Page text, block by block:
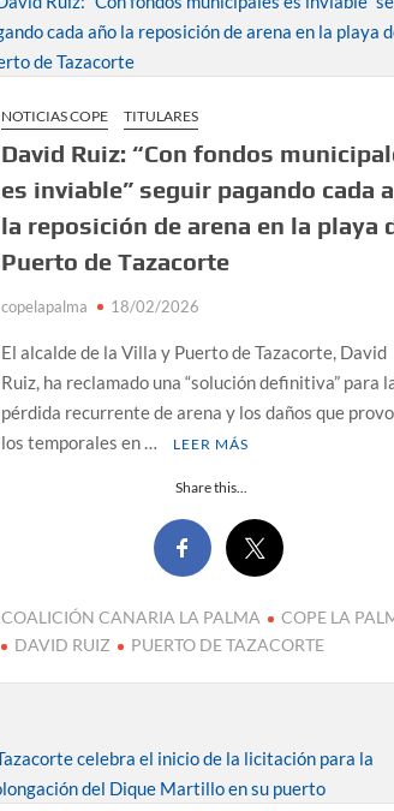
NOTICIAS COPE TITULARES
David Ruiz: “Con fondos
es inviable” seguir pagando cada
la reposición de arena en la playa
Puerto de Tazacorte
copelapalma 18/02/2026
El alcalde de la Villa y Puerto de Tazacorte, David
Ruiz, ha reclamado una “solución definitiva” para
pérdida recurrente de arena y los daños que
los temporales en …
LEER MÁS
Share this...
COALICIÓN CANARIA LA PALMA
COPE LA
DAVID RUIZ
PUERTO DE TAZACORTE